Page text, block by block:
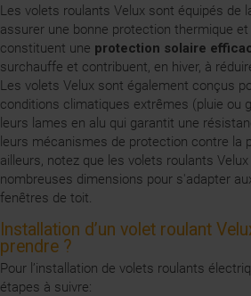
Les volets roulants Velux sont équipés de
assurer une bonne protection thermique
constituent une protection solaire
surchauffe et contribuent, en hiver, à
Les volets Velux sont également conçus
conditions climatiques extrêmes (pluie ou
leurs lames en alu qui garantit une
leurs mécanismes de protection contre la
ailleurs, notez que les volets roulants
nombreuses dimensions pour s'adapter
fenêtres de toit.
Installation d’un volet roulant
prendre ?
Pour l’installation de volets roulants
étapes à suivre: